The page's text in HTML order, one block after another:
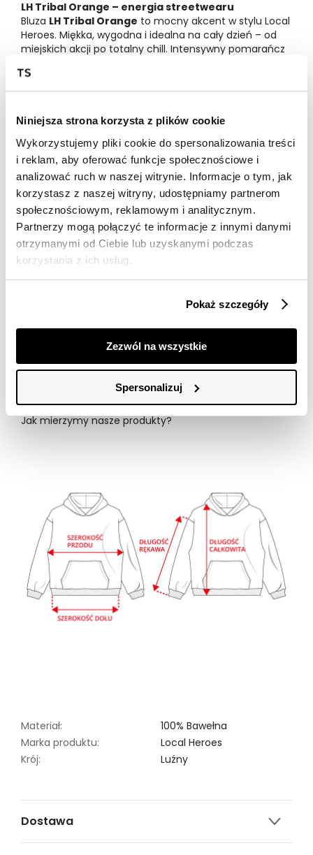
Niniejsza strona korzysta z plików cookie
Wykorzystujemy pliki cookie do spersonalizowania treści
i reklam, aby oferować funkcje społecznościowe i
analizować ruch w naszej witrynie. Informacje o tym, jak
korzystasz z naszej witryny, udostępniamy partnerom
społecznościowym, reklamowym i analitycznym.
Partnerzy mogą połączyć te informacje z innymi danymi
otrzymanymi od Ciebie lub uzyskanymi podczas
korzystania z ich usług.
Pokaż szczegóły
Zezwól na wszystkie
Spersonalizuj
LH Tribal Orange – energia streetwearu
Bluza LH Tribal Orange to mocny akcent w stylu Local
Heroes. Miękka, wygodna i idealna na cały dzień – od
miejskich akcji po totalny chill. Intensywny pomarańcz
print z przodu podkręca streetowy charakter. Kaptur i
kieszeń kangurka zapewniają pełen komfort i
dresami albo w total looku LH i rób styl bez
Zdjęcia wygenerowane przy pomocy AI.
S M L XL
DŁUGOŚĆ
CAŁKOWITA
68 70 72 74 76
SZEROKOŚĆ
64 67 70 73 76
SZEROKOŚĆ
44 47 50 53 56
DŁUGOŚĆ
62,5 64 65,5 67 68,5
tolerancja wymiarów do +/- 2cm
Jak mierzymy nasze produkty?
Materiał:
100% Bawełna
Marka produktu:
Local Heroes
Krój:
Luźny
Dostawa